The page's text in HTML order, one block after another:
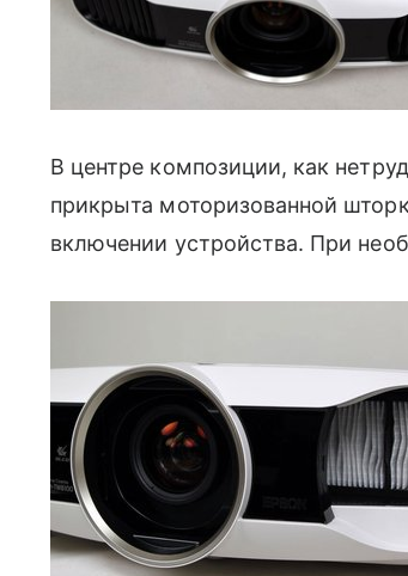
В центре композиции, как
прикрыта моторизованной
включении устройства. При